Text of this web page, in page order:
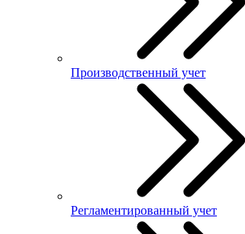
Производственный учет
Регламентированный учет